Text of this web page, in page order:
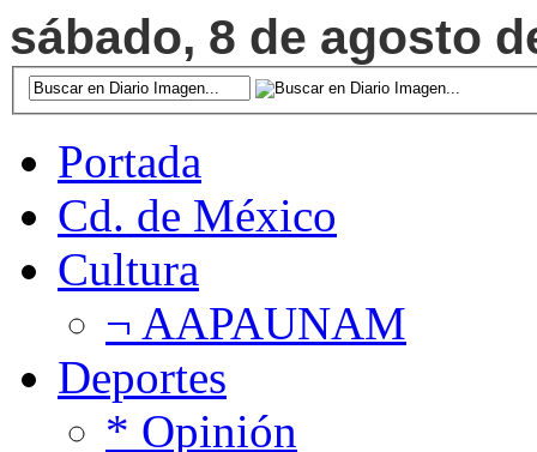
sábado, 8 de agosto
Portada
Cd. de México
Cultura
¬ AAPAUNAM
Deportes
* Opinión